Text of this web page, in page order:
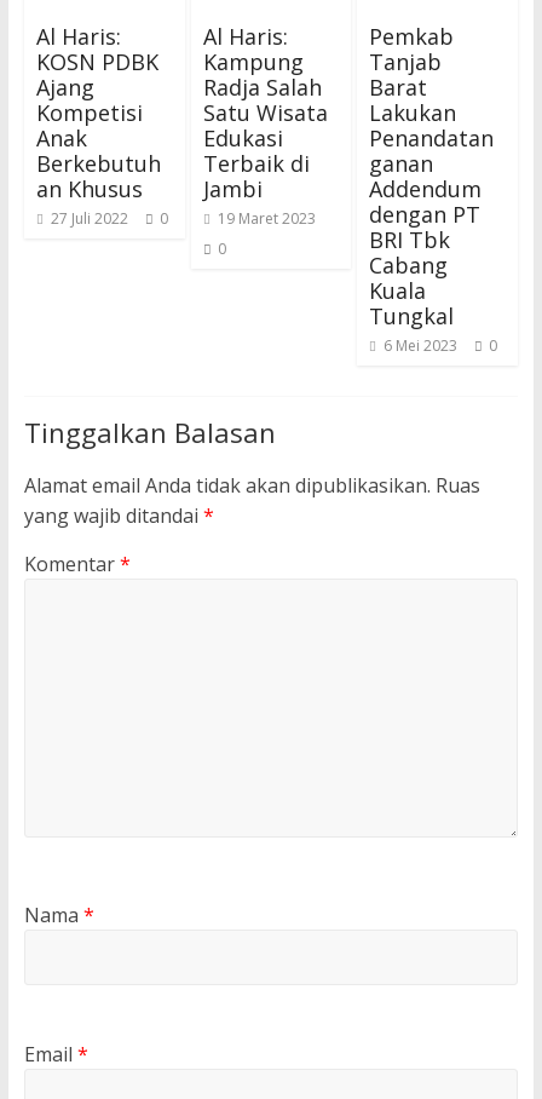
Al Haris:
KOSN PDBK
Ajang
Kompetisi
Anak
Berkebutuh
an Khusus
27 Juli 2022 0
Al Haris:
Kampung
Radja Salah
Satu Wisata
Edukasi
Terbaik di
Jambi
19 Maret 2023
0
Pemkab
Tanjab
Barat
Lakukan
Penandatan
ganan
Addendum
dengan PT
BRI Tbk
Cabang
Kuala
Tungkal
6 Mei 2023 0
Tinggalkan Balasan
Alamat email Anda tidak akan dipublikasikan. Ruas
yang wajib ditandai *
Komentar*
Nama *
Email *